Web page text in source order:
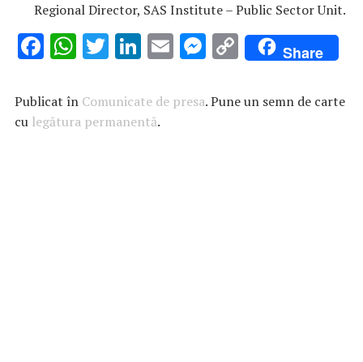
Regional Director, SAS Institute – Public Sector Unit.
F
e
b
W
at
s
T
it
te
Li
k
e
E
ai
M
se
C
o
p
Share
Publicat în Comunicate de presa. Pune un semn de carte
cu legătura permanentă.